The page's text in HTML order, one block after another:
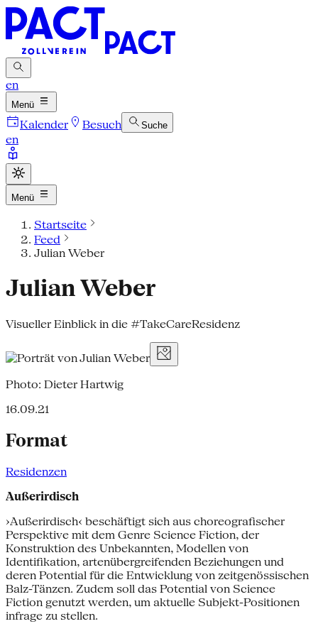
en
Menü
Kalender Besuch Suche
en
Menü
Startseite
Feed
Julian Weber
Julian Weber
Visueller Einblick in die #TakeCareResidenz
Photo: Dieter Hartwig
16.09.21
Format
Residenzen
Außerirdisch
›Außerirdisch‹ beschäftigt sich aus choreografischer
Perspektive mit dem Genre Science Fiction, der
Konstruktion des Unbekannten, Modellen von
Identifikation, artenübergreifenden Beziehungen und
deren Potential für die Entwicklung von zeitgenössischen
Balz-Tänzen. Zudem soll das Potential von Science
Fiction genutzt werden, um aktuelle Subjekt-Positionen
infrage zu stellen.